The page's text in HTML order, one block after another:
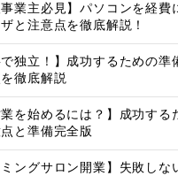
事業主必見】パソコンを経費
と注意点を徹底解説！
で独立！】成功するための準
徹底解説
業を始めるには？】成功する
と準備完全版
ミングサロン開業】失敗しな